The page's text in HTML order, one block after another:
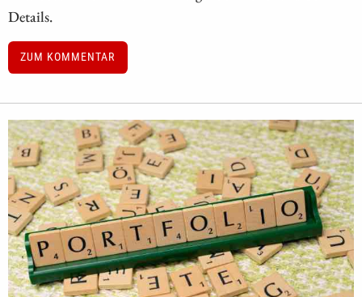
Details.
ZUM KOMMENTAR